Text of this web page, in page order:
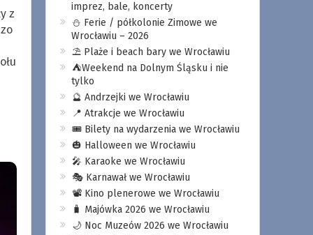
z
imprez, bale, koncerty
⛄️ Ferie / półkolonie Zimowe we
Wrocławiu – 2026
⛱️ Plaże i beach bary we Wrocławiu
⛺️Weekend na Dolnym Śląsku i nie
tylko
🔮 Andrzejki we Wrocławiu
📍 Atrakcje we Wrocławiu
🎟️ Bilety na wydarzenia we Wrocławiu
🎃 Halloween we Wrocławiu
🎤 Karaoke we Wrocławiu
🎭 Karnawał we Wrocławiu
📽️ Kino plenerowe we Wrocławiu
🧳 Majówka 2026 we Wrocławiu
🌙 Noc Muzeów 2026 we Wrocławiu